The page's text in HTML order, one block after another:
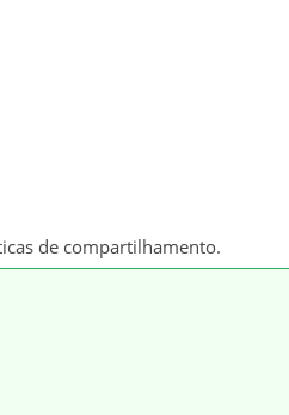
de compartilhamento.